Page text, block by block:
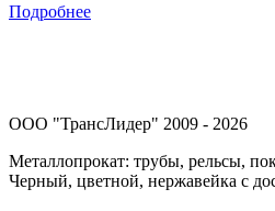
Подробнее
ООО "ТрансЛидер" 2009 - 2026
Металлопрокат: трубы, рельсы,
Черный, цветной, нержавейка с